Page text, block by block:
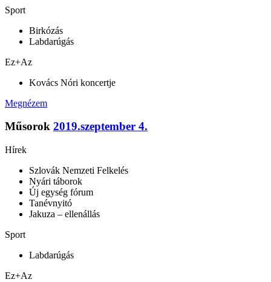
Sport
Birkózás
Labdarúgás
Ez+Az
Kovács Nóri koncertje
Megnézem
Műsorok 2019.szeptember 4.
Hírek
Szlovák Nemzeti Felkelés
Nyári táborok
Új egység fórum
Tanévnyitó
Jakuza – ellenállás
Sport
Labdarúgás
Ez+Az